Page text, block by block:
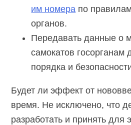
им номера по
органов.
Передавать данные о
самокатов
порядка и
Будет ли эффект от
время. Не исключено, что
разработать и принять для